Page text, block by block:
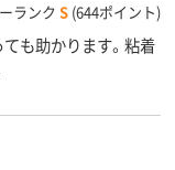
ランク S (644ポイント)
も助かります。粘着